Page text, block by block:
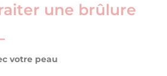
une brûlure
votre peau